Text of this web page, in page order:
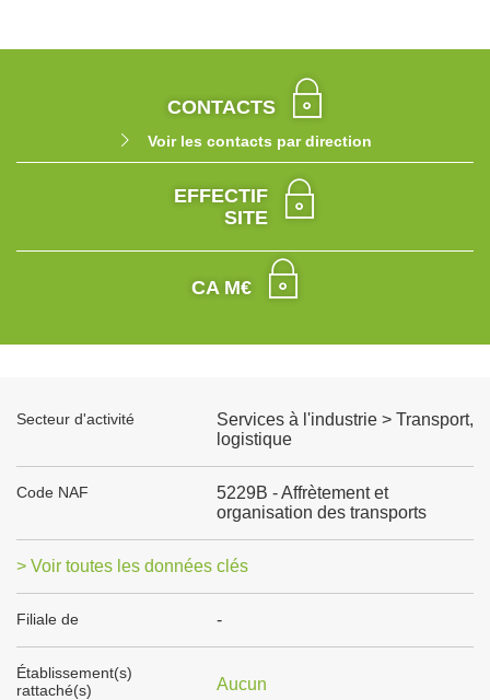
CONTACTS
Voir les contacts par direction
EFFECTIF
SITE
CA M€
Secteur d'activité
Services à l'industrie > Transport,
logistique
Code NAF
5229B - Affrètement et
organisation des transports
> Voir toutes les données clés
Filiale de -
Établissement(s)
rattaché(s)
Aucun